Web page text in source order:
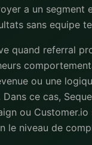
a un segment
sans equipe
quand referral
ou une
ce cas,
ou Customer.io
le niveau de